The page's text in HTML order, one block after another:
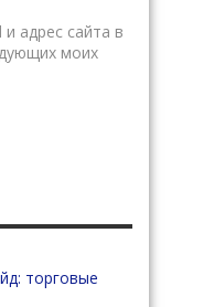
адрес сайта в
моих
торговые